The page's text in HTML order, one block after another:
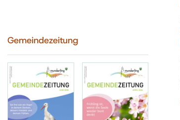
Gemeindezeitung